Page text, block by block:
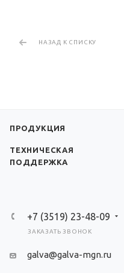
НАЗАД К СПИСКУ
ПРОДУКЦИЯ
ТЕХНИЧЕСКАЯ
ПОДДЕРЖКА
+7 (3519) 23-48-09
ЗАКАЗАТЬ ЗВОНОК
galva@galva-mgn.ru